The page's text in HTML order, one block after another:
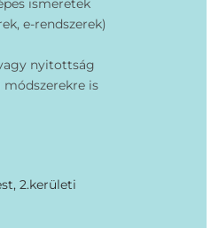
ismeretek
e-rendszerek)
nyitottság
is
2.kerületi